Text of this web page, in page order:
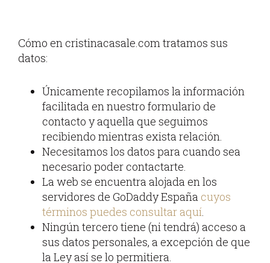
Cómo en cristinacasale.com tratamos sus
datos:
Únicamente recopilamos la información
facilitada en nuestro formulario de
contacto y aquella que seguimos
recibiendo mientras exista relación.
Necesitamos los datos para cuando sea
necesario poder contactarte.
La web se encuentra alojada en los
servidores de GoDaddy España cuyos
términos puedes consultar aquí.
Ningún tercero tiene (ni tendrá) acceso a
sus datos personales, a excepción de que
la Ley así se lo permitiera.